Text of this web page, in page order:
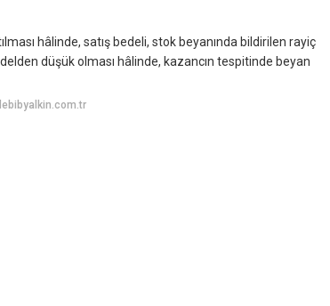
hâlinde, satış bedeli, stok beyanında bildirilen rayiç
düşük olması hâlinde, kazancın tespitinde beyan
lebibyalkin.com.tr